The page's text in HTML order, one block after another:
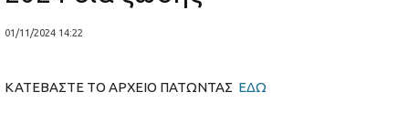
01/11/2024 14:22
ΚΑΤΕΒΑΣΤΕ ΤΟ ΑΡΧΕΙΟ ΠΑΤΩΝΤΑΣ ΕΔΩ